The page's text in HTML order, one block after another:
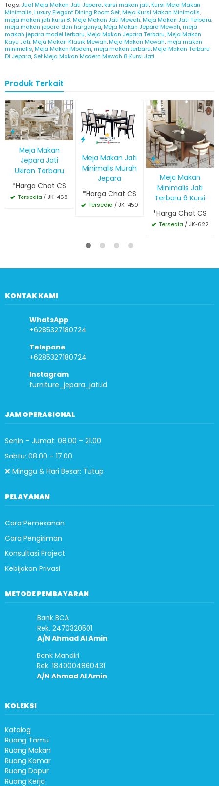
Tags:Jual Meja Makan Jati Jepara,kursi makan jati,Kursi Meja Makan
Minimalis,Luxury Elegant Dining Room Set,Meja Kursi Makan Minimalis,
meja makan jati kursi 8,Meja Makan Jati Mewah,Meja Makan Jati Terbaru,
meja makan jepara dan harganya,Meja Makan Jepara Mewah,meja
makan jepara model terbaru,Meja Makan Jepara Terbaru,Meja Makan
Kayu Jati,Meja Makan Klasik Mewah,Meja Makan Mewah,meja makan
minimalis,Meja Makan Modern,meja makan terbaru,Meja Makan Terbaru
Di Jepara, Set Meja Makan Modern Mewah 8 Kursi Jati
Produk Terkait
Meja Makan
Jepara Jati
Ukiran Terbaru
*Harga Chat CS
Tersedia / JK-468
Meja Makan Jati
Minimalis Murah
Jepara
*Harga Chat CS
Tersedia / JK-450
Meja Makan
Minimalis Jati
Terbaru 6 Kursi
*Harga Chat CS
Tersedia / JK-622
KONTAK KAMI
WhatsApp
+6285327180724
Telepone
+6285327180724
Instagram
furniture_jepara_jati.id
JAM OPERASIONAL
Senin – Jumat: 08.00 – 21.00
Sabtu: 08.00 – 17.00
❌ Minggu & Hari Besar: Tutup
PELAYANAN
Cara Pemesanan
Cara Pengiriman
Konsultasi Project
Kebijakan Privasi
METODE PEMBAYARAN
Bank BCA
Rek. 2470320501
A/N Ahmad Al Amin
Bank Mandiri
Rek. 1840004860431
A/N Ahmad Al Amin
KOLEKSI
Katalog
Ruang Tamu
Ruang Makan
Ruang Kamar
Ruang Dapur
Ruang Kerja